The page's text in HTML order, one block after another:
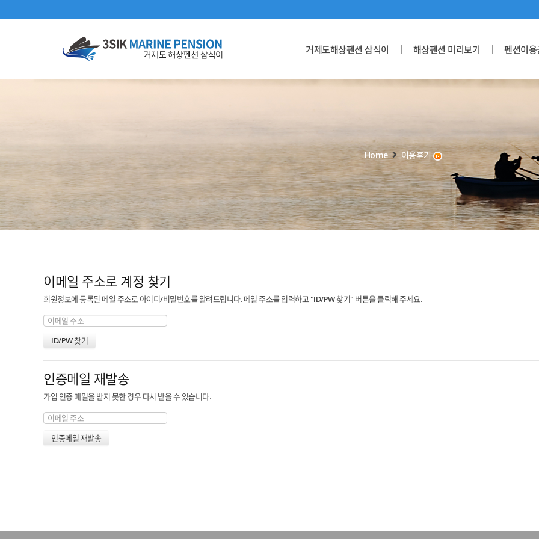
거제도해상펜션 삼식이 해상펜션 미리보기 펜션이용
Home 이용후기
이메일 주소로 계정 찾기
회원정보에 등록된 메일 주소로 아이디/비밀번호를 알려드립니다. 메일 주소를 입력하고 "ID/PW 찾기" 버튼을 클릭해 주세요.
인증메일 재발송
가입 인증 메일을 받지 못한 경우 다시 받을 수 있습니다.